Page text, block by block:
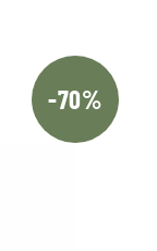
-70%